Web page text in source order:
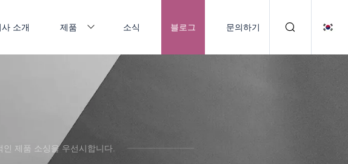
사 소개 제품 소식 블로그 문의하기
제품 소싱을 우선시합니다.